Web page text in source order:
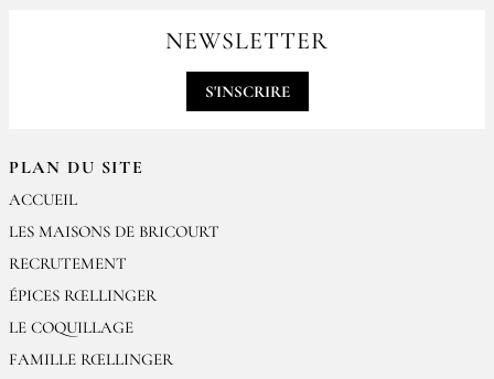
PLAN DU SITE
ACCUEIL
LES MAISONS DE BRICOURT
RECRUTEMENT
ÉPICES RŒLLINGER
LE COQUILLAGE
FAMILLE RŒLLINGER
contact@epices-roellinger.comNEWSLETTER
S'INSCRIRE